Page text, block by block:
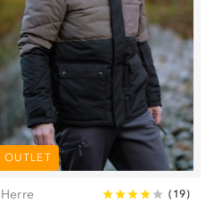
OUTLET
Herre ( 19)